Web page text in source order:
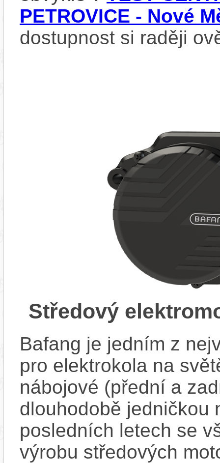
PETROVICE - Nové
dostupnost si raději
Středový
Bafang je jedním z
pro elektrokola na
nábojové (přední a
dlouhodobě jedničkou
posledních letech se
výrobu středových